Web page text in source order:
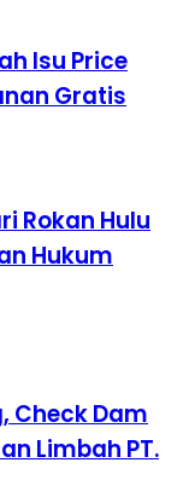
Isu Price
Gratis
Rokan Hulu
Hukum
Check Dam
Limbah PT.